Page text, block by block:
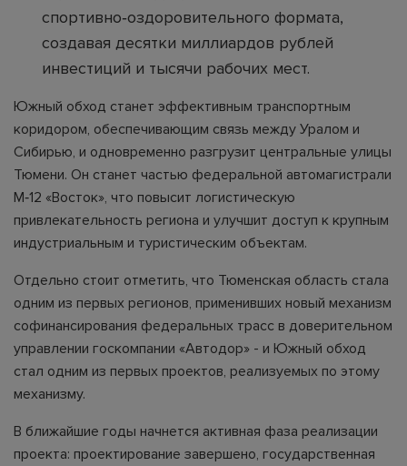
спортивно‑оздоровительного формата,
создавая десятки миллиардов рублей
инвестиций и тысячи рабочих мест.
Южный обход станет эффективным транспортным
коридором, обеспечивающим связь между Уралом и
Сибирью, и одновременно разгрузит центральные улицы
Тюмени. Он станет частью федеральной автомагистрали
М‑12 «Восток», что повысит логистическую
привлекательность региона и улучшит доступ к крупным
индустриальным и туристическим объектам.
Отдельно стоит отметить, что Тюменская область стала
одним из первых регионов, применивших новый механизм
софинансирования федеральных трасс в доверительном
управлении госкомпании «Автодор» - и Южный обход
стал одним из первых проектов, реализуемых по этому
механизму.
В ближайшие годы начнется активная фаза реализации
проекта: проектирование завершено, государственная